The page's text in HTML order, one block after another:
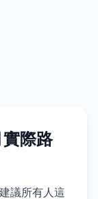
際路
議所有人這